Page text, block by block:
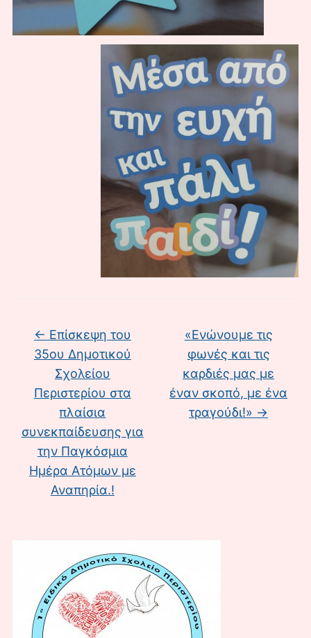
← Επίσκεψη του
35ου Δημοτικού
Σχολείου
Περιστερίου στα
πλαίσια
συνεκπαίδευσης για
την Παγκόσμια
Ημέρα Ατόμων με
Αναπηρία.!
«Ενώνουμε τις
φωνές και τις
καρδιές μας με
έναν σκοπό, με ένα
τραγούδι!» →